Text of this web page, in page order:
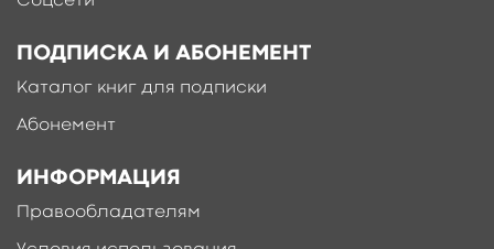
ПОДПИСКА И АБОНЕМЕНТ
Каталог книг для подписки
Абонемент
ИНФОРМАЦИЯ
Правообладателям